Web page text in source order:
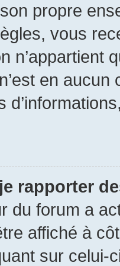
propre
vous
n’appartient
en
rapporter
du forum a
affiché à
sur